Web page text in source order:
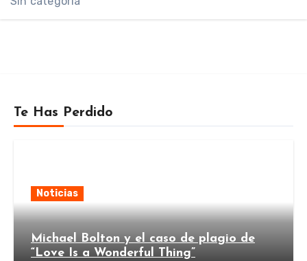
Te Has Perdido
Noticias
Michael Bolton y el caso de plagio de
“Love Is a Wonderful Thing”